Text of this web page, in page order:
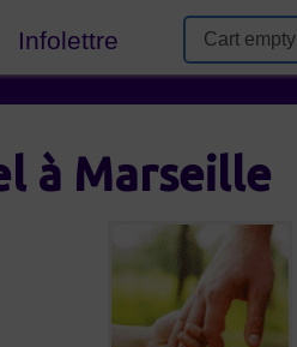
Infolettre Cart empty
à Marseille